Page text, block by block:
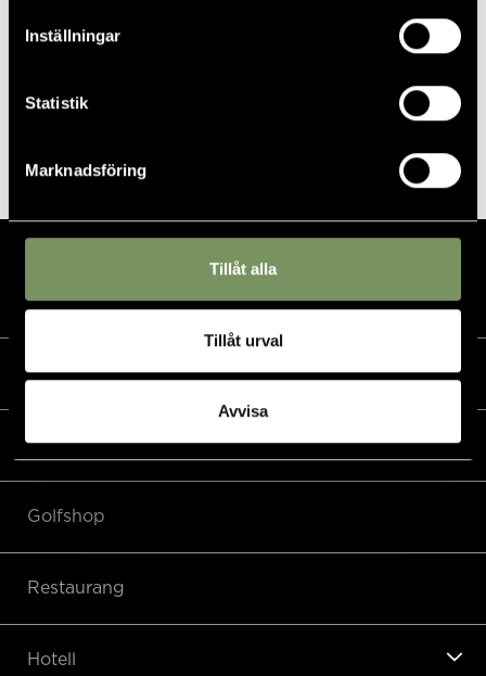
Inställningar
Statistik
Marknadsföring
Tillåt alla
Tillåt urval
Avvisa
juli 10
09:00 - 15:00
Lindbäcks Cup IVAB 2026
Kalender
Golf
Golfshop
Restaurang
Hotell